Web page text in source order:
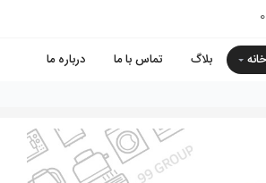
0
بلاگ تماس با ما
درباره ما